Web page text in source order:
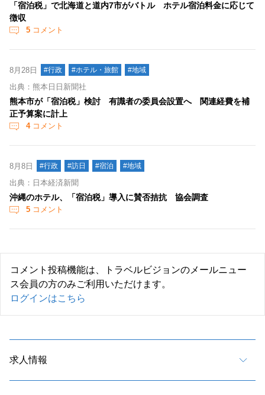
「宿泊税」で北海道と道内7市がバトル ホテル宿泊料金に応じて
徴収
5 コメント
8月28日 #行政 #ホテル・旅館 #地域
出典：熊本日日新聞社
熊本市が「宿泊税」検討 有識者の委員会設置へ 関連経費を補
正予算案に計上
4コメント
8月8日 #行政 #訪日 #宿泊 #地域
出典：日本経済新聞
沖縄のホテル、「宿泊税」導入に賛否拮抗 協会調査
5 コメント
コメント投稿機能は、トラベルビジョンのメールニュー
ス会員の方のみご利用いただけます。
ログインはこちら
求人情報